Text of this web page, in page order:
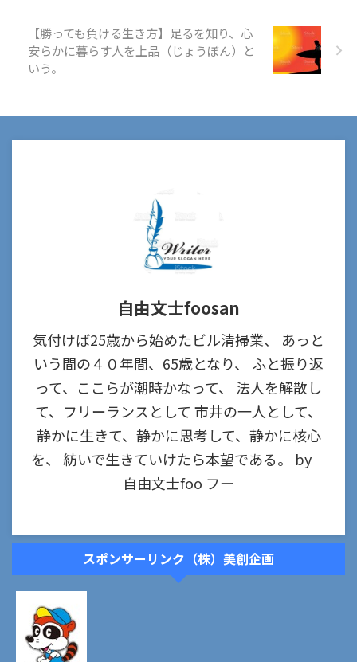
【勝っても負ける生き方】足るを知り、心
安らかに暮らす人を上品（じょうぼん）と
いう。
自由文士foosan
気付けば25歳から始めたビル清掃業、 あっと
いう間の４０年間、65歳となり、 ふと振り返
って、ここらが潮時かなって、 法人を解散し
て、フリーランスとして 市井の一人として、
静かに生きて、静かに思考して、静かに核心
を、 紡いで生きていけたら本望である。 by
自由文士foo フー
スポンサーリンク（株）美創企画